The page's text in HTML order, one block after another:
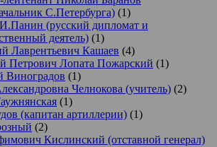
С.Петербурга) (1)
(русский дипломат и
деятель) (1)
Лаврентьевич Кашаев (4)
Петрович Лопата Пожарский (1)
Виноградов (1)
Челнокова (учитель) (2)
(1)
(капитан артиллерии) (1)
(2)
Кислинский (отставной генерал)